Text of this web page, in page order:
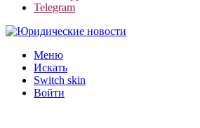
Telegram
Меню
Искать
Switch skin
Войти